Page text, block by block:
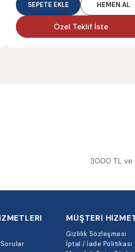
SEPETE EKLE HEMEN AL
Özel Teklif İste
3000 TL ve
MÜŞTERİ
Gizlilik Sözleşmesi
İptal / İade Politikası